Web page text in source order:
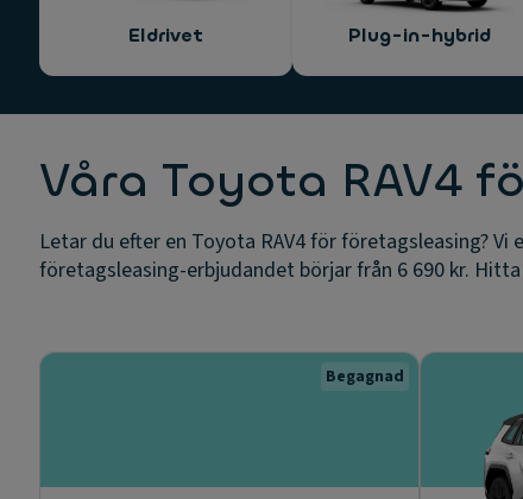
Eldrivet Plug-in-hybrid
Våra Toyota RAV4
Letar du efter en Toyota RAV4 för företagsleasing?
företagsleasing-erbjudandet börjar från 6 690 kr.
Begagnad